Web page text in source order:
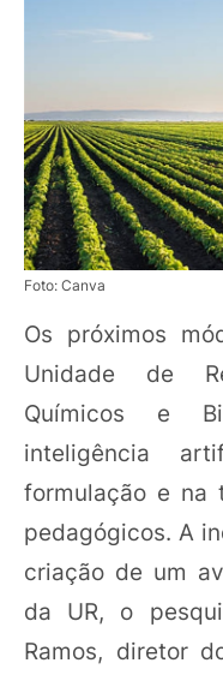
Foto: Canva
Os próximos
Unidade de
Químicos e
inteligência
formulação e na
pedagógicos. A
criação de um
da UR, o
Ramos, diretor